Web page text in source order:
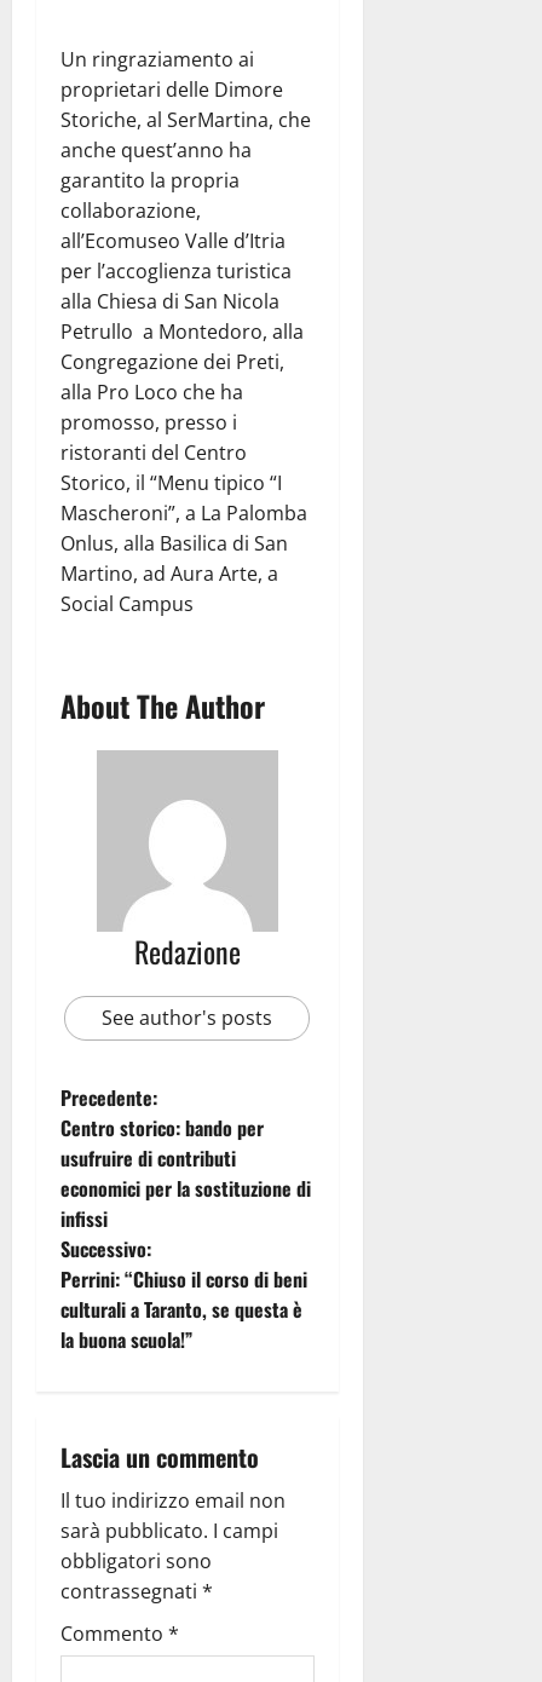
Un ringraziamento ai
proprietari delle Dimore
Storiche, al SerMartina, che
anche quest’anno ha
garantito la propria
collaborazione,
all’Ecomuseo Valle d’Itria
per l’accoglienza turistica
alla Chiesa di San Nicola
Petrullo a Montedoro, alla
Congregazione dei Preti,
alla Pro Loco che ha
promosso, presso i
ristoranti del Centro
Storico, il “Menu tipico “I
Mascheroni”, a La Palomba
Onlus, alla Basilica di San
Martino, ad Aura Arte, a
Social Campus
About The Author
Redazione
See author's posts
Precedente:
Centro storico: bando per
usufruire di contributi
economici per la sostituzione di
infissi
Successivo:
Perrini: “Chiuso il corso di beni
culturali a Taranto, se questa è
la buona scuola!”
Lascia un commento
Il tuo indirizzo email non
sarà pubblicato. I campi
obbligatori sono
contrassegnati *
Commento *